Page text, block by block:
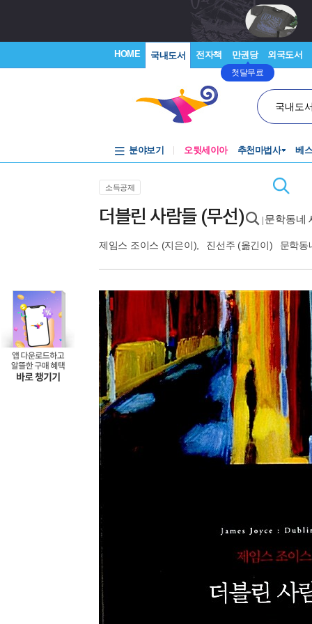
HOME 국내도서 전자책 만권당
첫달무료
외국도서
국내도
분야보기 오뒷세이아 추천마법사 베
소득공제
더블린 사람들 (무선) 문학동네
제임스 조이스 (지은이), 진선주 (옮긴이) 문학동